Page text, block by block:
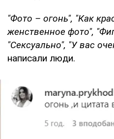
"Фото – огонь", "Как
женственное фото",
"Сексуально", "У вас
написали люди.